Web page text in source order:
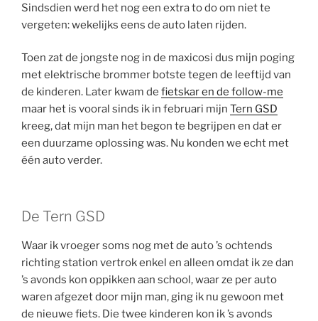
Sindsdien werd het nog een extra to do om niet te
vergeten: wekelijks eens de auto laten rijden.
Toen zat de jongste nog in de maxicosi dus mijn poging
met elektrische brommer botste tegen de leeftijd van
de kinderen. Later kwam de fietskar en de follow-me
maar het is vooral sinds ik in februari mijn Tern GSD
kreeg, dat mijn man het begon te begrijpen en dat er
een duurzame oplossing was. Nu konden we echt met
één auto verder.
De Tern GSD
Waar ik vroeger soms nog met de auto ’s ochtends
richting station vertrok enkel en alleen omdat ik ze dan
’s avonds kon oppikken aan school, waar ze per auto
waren afgezet door mijn man, ging ik nu gewoon met
de nieuwe fiets. Die twee kinderen kon ik ’s avonds